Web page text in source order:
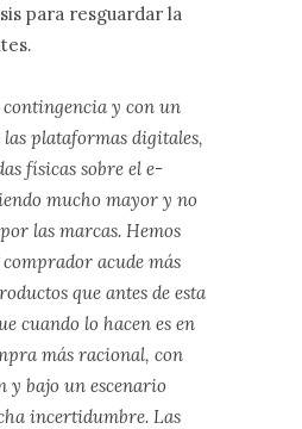
para resguardar la
contingencia y con un
las plataformas digitales,
físicas sobre el e-
mucho mayor y no
las marcas. Hemos
acude más
que antes de esta
cuando lo hacen es en
más racional, con
y bajo un escenario
incertidumbre. Las